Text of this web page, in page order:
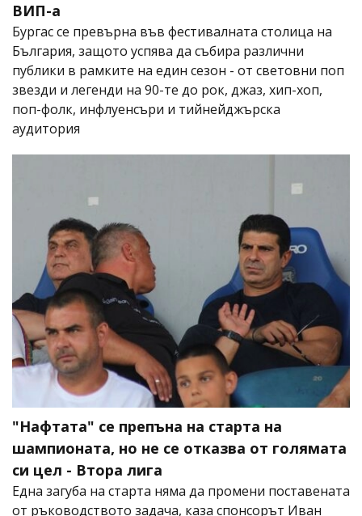
ВИП-а
Бургас се превърна във фестивалната столица на
България, защото успява да събира различни
публики в рамките на един сезон - от световни поп
звезди и легенди на 90-те до рок, джаз, хип-хоп,
поп-фолк, инфлуенсъри и тийнейджърска
аудитория
"Нафтата" се препъна на старта на
шампионата, но не се отказва от голямата
си цел - Втора лига
Една загуба на старта няма да промени поставената
от ръководството задача, каза спонсорът Иван